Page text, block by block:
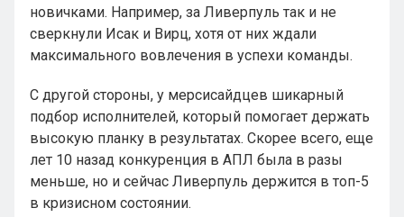
новичками. Например, за Ливерпуль так и не
сверкнули Исак и Вирц, хотя от них ждали
максимального вовлечения в успехи команды.
С другой стороны, у мерсисайдцев шикарный
подбор исполнителей, который помогает держать
высокую планку в результатах. Скорее всего, еще
лет 10 назад конкуренция в АПЛ была в разы
меньше, но и сейчас Ливерпуль держится в топ-5
в кризисном состоянии.